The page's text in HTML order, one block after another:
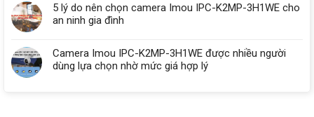
5 lý do nên chọn camera Imou IPC-K2MP-3H1WE cho
an ninh gia đình
Camera Imou IPC-K2MP-3H1WE được nhiều người
dùng lựa chọn nhờ mức giá hợp lý